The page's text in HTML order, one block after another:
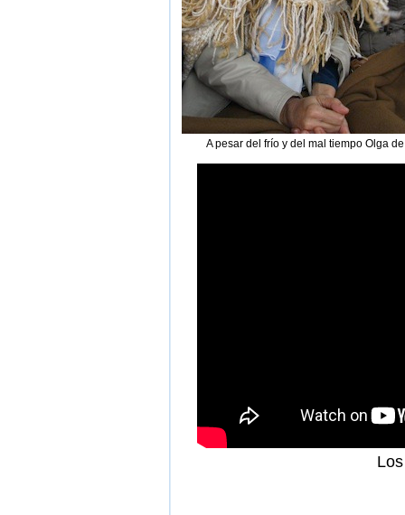
A pesar del frío y del mal tiempo Olga